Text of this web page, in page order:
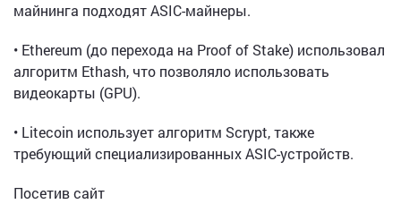
майнинга подходят ASIC-майнеры.
• Ethereum (до перехода на Proof of Stake) использовал
алгоритм Ethash, что позволяло использовать
видеокарты (GPU).
• Litecoin использует алгоритм Scrypt, также
требующий специализированных ASIC-устройств.
Посетив сайт